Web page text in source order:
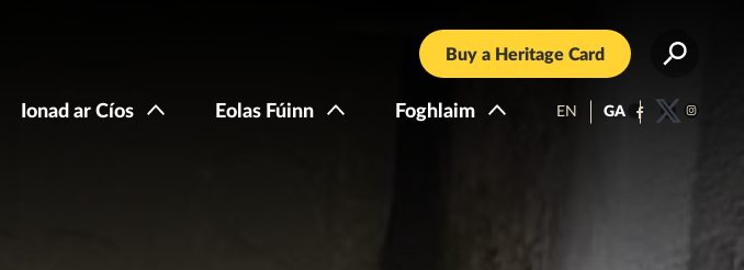
Buy a Heritage Card
Ionad ar Cíos Eolas Fúinn Foghlaim EN GA Facebook
Twitter